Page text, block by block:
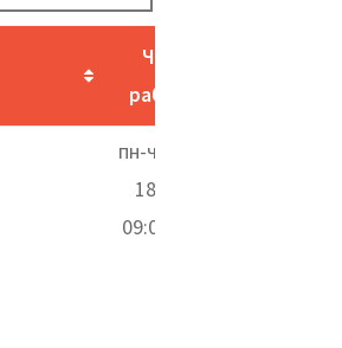
Часы
работы
пн-чт 09:00–
18:00, пт
09:00–16:45